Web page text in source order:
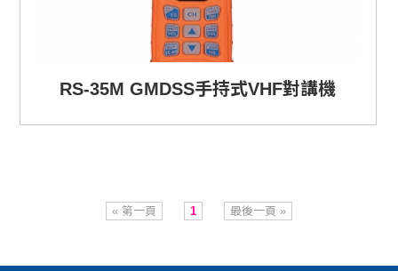
RS-35M GMDSS手持式VHF對講機
« 第一頁 1 最後一頁 »